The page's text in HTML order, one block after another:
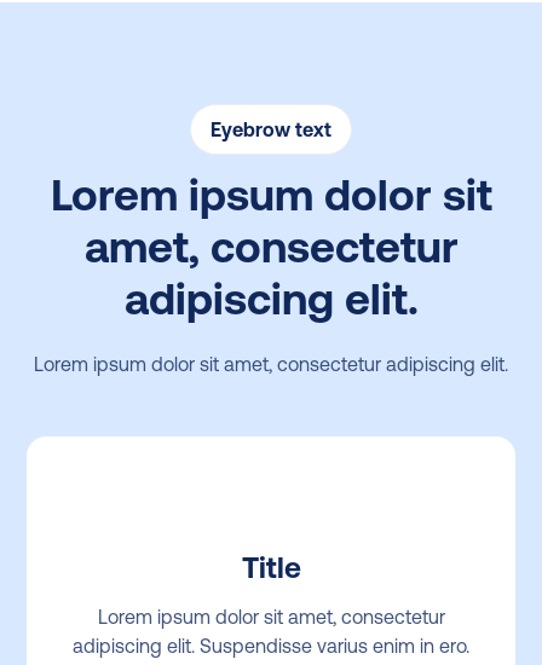
Eyebrow text
Lorem ipsum dolor sit
amet, consectetur
adipiscing elit.
Lorem ipsum dolor sit amet, consectetur adipiscing elit.
Title
Lorem ipsum dolor sit amet, consectetur
adipiscing elit. Suspendisse varius enim in ero.